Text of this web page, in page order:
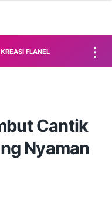
KREASI FLANEL
Cantik
Nyaman